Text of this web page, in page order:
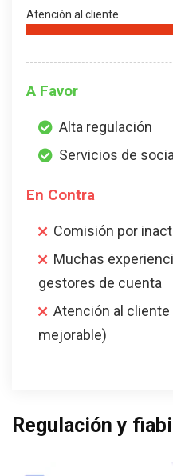
Atención al cliente
A Favor
Alta regulación
Servicios de
En Contra
Comisión por
Muchas
gestores de cuenta
Atención al
mejorable)
Regulación y